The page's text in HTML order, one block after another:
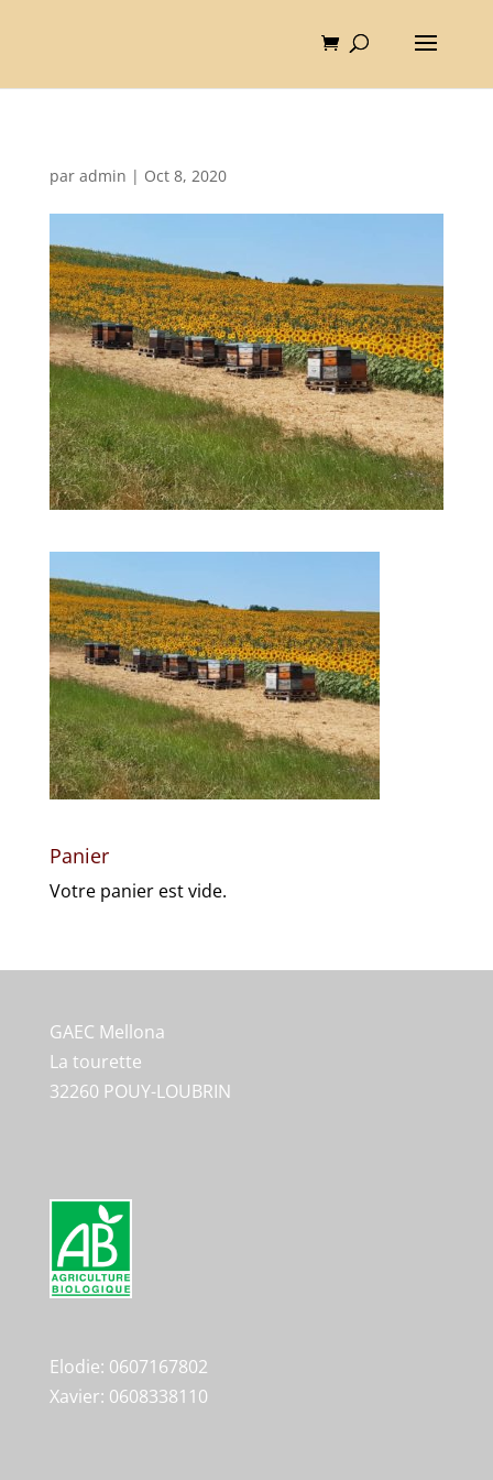
par admin | Oct 8, 2020
Panier
Votre panier est vide.
GAEC Mellona
La tourette
32260 POUY-LOUBRIN
Elodie: 0607167802
Xavier: 0608338110